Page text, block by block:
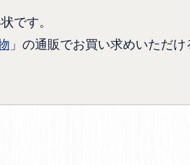
です。
」の通販でお買い求めいただ